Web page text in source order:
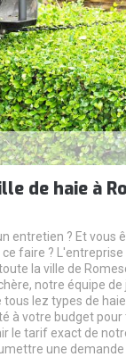
de haie à
entretien ? Et vous
faire ? L'entreprise
la ville de
notre équipe
lez types de
à votre budget pour
le tarif exact de
une demande